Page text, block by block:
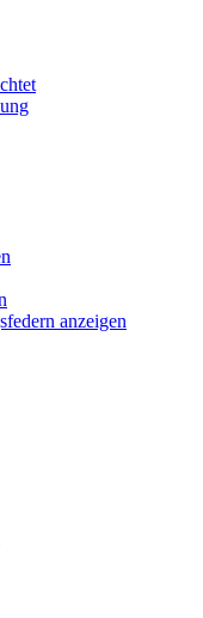
anzeigen